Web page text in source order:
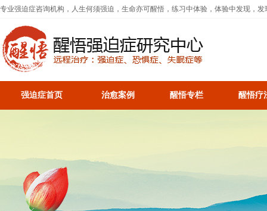
专业强迫症咨询机构，人生何须强迫，生命亦可醒悟，练习中体验，体验中发现，
强迫症首页 治愈案例 醒悟专栏 醒悟疗